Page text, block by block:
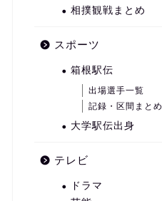
相撲観戦まとめ
スポーツ
箱根駅伝
出場選手一覧
記録・区間まとめ
大学駅伝出身
テレビ
ドラマ